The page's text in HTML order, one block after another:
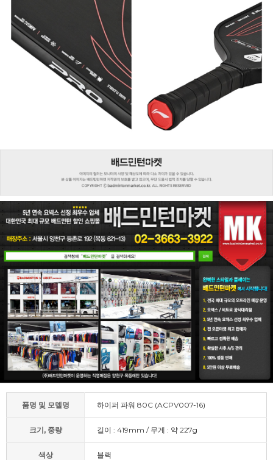
품명 및 모델명 하이퍼 파워 80C (ACPV007-16)
크기, 중량 길이 : 419mm / 무게 : 약 227g
색상 블랙